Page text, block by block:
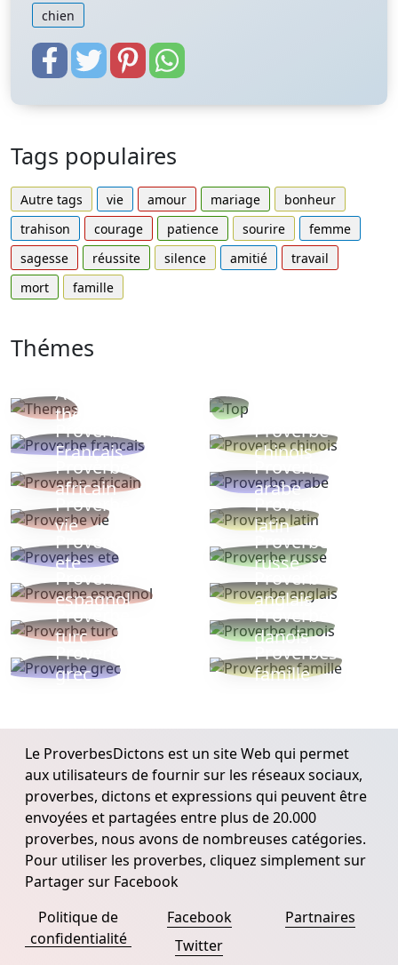
chien
Tags populaires
Autre tags vie amour mariage
bonheur
trahison
courage patience sourire
femme
sagesse
réussite silence amitié
travail
mort
famille
Thémes
Autres
thèmes
Proverbe
Français
Proverbe
chinois
Proverbe
africain
Proverbe
arabe
Proverbe
vie
Proverbe
latin
Proverbes
ete
Proverbe
russe
Proverbe
espagnol
Proverbe
anglais
Proverbe
turc
Proverbe
danois
Proverbe
grec
Proverbes
famille
Le ProverbesDictons est un site Web qui permet
aux utilisateurs de fournir sur les réseaux sociaux,
proverbes, dictons et expressions qui peuvent être
envoyées et partagées entre plus de 20.000
proverbes, nous avons de nombreuses catégories.
Pour utiliser les proverbes, cliquez simplement sur
Partager sur Facebook
Politique de
confidentialité
Facebook
Twitter
Partnaires